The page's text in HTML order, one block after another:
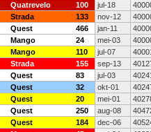
Quatrevelo 100 jul-18
Strada 133 nov-12
Quest 466 jan-11
Mango 24 mei-03
Mango 110 jul-07
Strada 155 sep-13
Quest 83 jul-03
Quest 32 okt-01
Quest 20 mei-01
Quest 250 aug-08
Quest 184 dec-06